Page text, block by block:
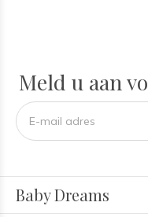
Meld u aan
Baby Dreams